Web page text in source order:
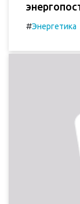
#Энергетика